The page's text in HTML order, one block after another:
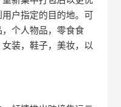
户指定的目的地。可
个人物品，零食食
装，鞋子，美妆，以